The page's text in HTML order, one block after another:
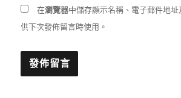
在瀏覽器中儲存顯示名稱、電子郵件地
供下次發佈留言時使用。